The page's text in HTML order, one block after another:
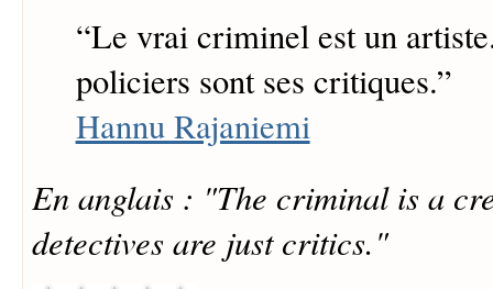
“Le vrai criminel est un
policiers sont ses critiques.”
Hannu Rajaniemi
En anglais : "The criminal is a
detectives are just critics."